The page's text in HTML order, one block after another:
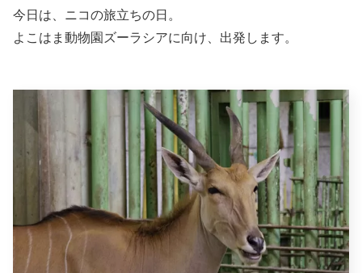
今日は、ニコの旅立ちの日。
よこはま動物園ズーラシアに向け、出発します。